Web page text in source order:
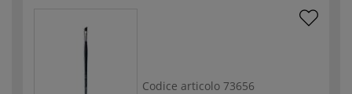
Codice articolo 73656